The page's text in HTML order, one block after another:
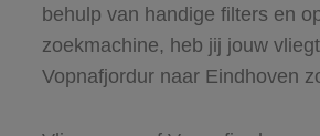
behulp van handige filters en
zoekmachine, heb jij jouw
Vopnafjordur naar Eindhoven